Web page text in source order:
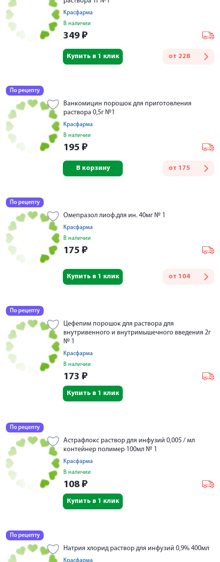
Красфарма
В наличии
349 ₽
от 228
Купить в 1 клик
По рецепту
Ванкомицин порошок для приготовления
раствора 0,5г №1
Красфарма
В наличии
195 ₽
от 175
В корзину
По рецепту
Омепразол лиоф.для ин. 40мг № 1
Красфарма
В наличии
175 ₽
от 104
Купить в 1 клик
По рецепту
Цефепим порошок для раствора для
внутривенного и внутримышечного введения 2г
№ 1
Красфарма
В наличии
173 ₽
Купить в 1 клик
По рецепту
Астрафлокс раствор для инфузий 0,005 / мл
контейнер полимер 100мл № 1
Красфарма
В наличии
108 ₽
Купить в 1 клик
По рецепту
Натрия хлорид раствор для инфузий 0,9% 400мл
Красфарма